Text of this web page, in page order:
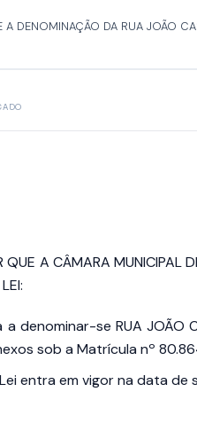
A DENOMINAÇÃO DA RUA JOÃO
QUE A CÂMARA MUNICIPAL
a denominar-seRUA JOÃO
sob a Matrícula nº
entra em vigor na data de